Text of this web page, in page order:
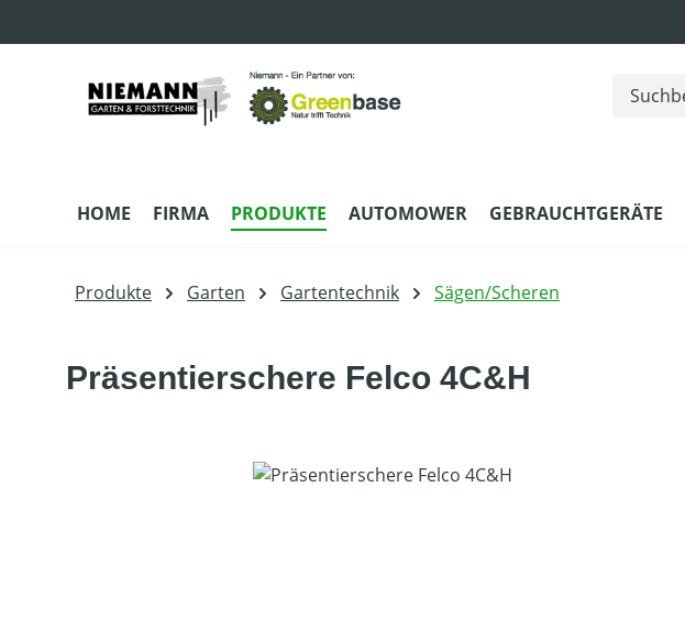
HOME FIRMA PRODUKTE AUTOMOWER GEBRAUCHTGERÄTE
Produkte Garten Gartentechnik Sägen/Scheren
Präsentierschere Felco 4C&H
Bildergalerie überspringen